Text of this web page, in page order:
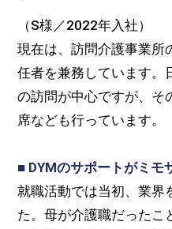
（S様／2022年入社）
現在は、訪問介護事業所
任者を兼務しています。
の訪問が中心ですが、そ
席なども行っています。
■ DYMのサポートがミモ
就職活動では当初、業界
た。母が介護職だったこ